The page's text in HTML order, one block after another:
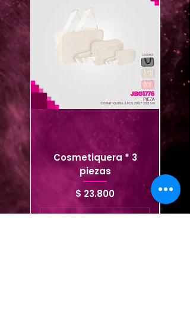
Cosmetiquera * 3
piezas
Precio
$ 23.800